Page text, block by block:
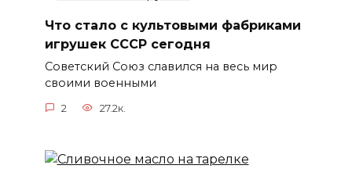
Что стало с культовыми фабриками
игрушек СССР сегодня
Советский Союз славился на весь мир
своими военными
2 27.2к.